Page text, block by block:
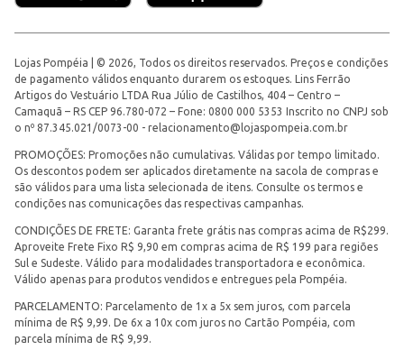
Lojas Pompéia | © 2026, Todos os direitos reservados. Preços e condições
de pagamento válidos enquanto durarem os estoques. Lins Ferrão
Artigos do Vestuário LTDA Rua Júlio de Castilhos, 404 – Centro –
Camaquã – RS CEP 96.780-072 – Fone: 0800 000 5353 Inscrito no CNPJ sob
o nº 87.345.021/0073-00 - relacionamento@lojaspompeia.com.br
PROMOÇÕES: Promoções não cumulativas. Válidas por tempo limitado.
Os descontos podem ser aplicados diretamente na sacola de compras e
são válidos para uma lista selecionada de itens. Consulte os termos e
condições nas comunicações das respectivas campanhas.
CONDIÇÕES DE FRETE: Garanta frete grátis nas compras acima de R$299.
Aproveite Frete Fixo R$ 9,90 em compras acima de R$ 199 para regiões
Sul e Sudeste. Válido para modalidades transportadora e econômica.
Válido apenas para produtos vendidos e entregues pela Pompéia.
PARCELAMENTO: Parcelamento de 1x a 5x sem juros, com parcela
mínima de R$ 9,99. De 6x a 10x com juros no Cartão Pompéia, com
parcela mínima de R$ 9,99.